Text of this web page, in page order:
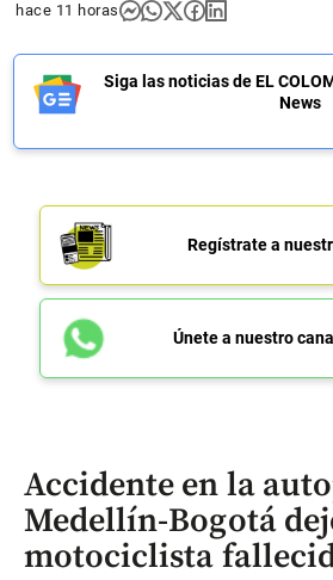
hace 11 horas
Siga las noticias de EL
News
Regístrate a
Únete a nuestro
Accidente en la
Medellín-Bogotá
motociclista